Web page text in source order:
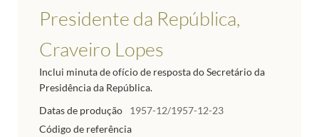
Presidente da República,
Craveiro Lopes
Inclui minuta de ofício de resposta do Secretário da
Presidência da República.
Datas de produção
1957-12/1957-12-23
Código de referência